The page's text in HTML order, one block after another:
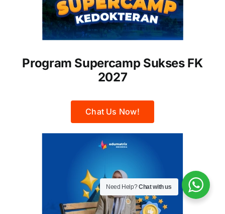
Program Supercamp Sukses FK
2027
Chat Us Now!
Need Help?Chat with us